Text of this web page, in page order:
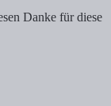
Danke für diese